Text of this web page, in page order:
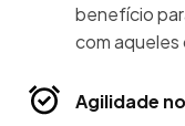
benefício
com aqueles
Agilidade